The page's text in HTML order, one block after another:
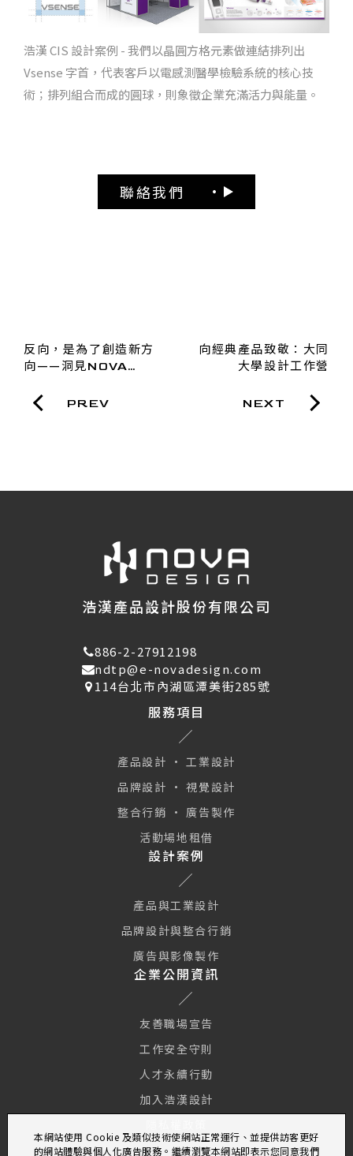
浩漢 CIS 設計案例 - 我們以晶圓方格元素做連結排列出
Vsense 字首，代表客戶以電感測醫學檢驗系統的核心技
術；排列組合而成的圓球，則象徵企業充滿活力與能量。
聯絡我們
反向，是為了創造新方
向——洞見NOVA
後的設計思維
PREV
向經典產品致敬：大同
大學設計工作營
NEXT
浩漢產品設計股份有限公司
886-2-27912198
ndtp@e-novadesign.com
114台北市內湖區潭美街285號
服務項目
產品設計 · 工業設計
品牌設計 · 視覺設計
整合行銷 · 廣告製作
活動場地租借
設計案例
產品與工業設計
品牌設計與整合行銷
廣告與影像製作
企業公開資訊
友善職場宣告
工作安全守則
人才永續行動
加入浩漢設計
本網站使用 Cookie 及類似技術使網站正常運行、並提供訪客更好
的網站體驗與個人化廣告服務。繼續瀏覽本網站即表示您同意我們